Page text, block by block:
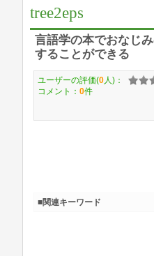
tree2eps
言語学の本でおなじ
することができる
ユーザーの評価(0 人)：
コメント： 0件
■関連キーワード